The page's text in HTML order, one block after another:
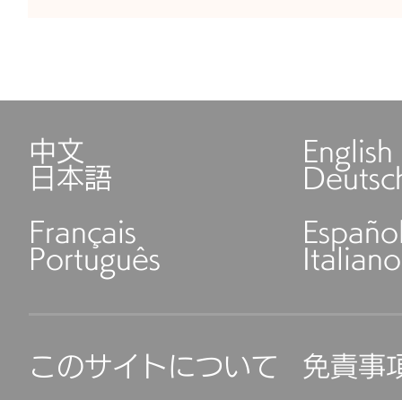
中文 English
日本語
Français
Português Italiano
このサイトについて 免責事